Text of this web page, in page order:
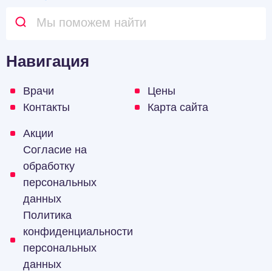
Навигация
Врачи
Цены
Контакты
Карта сайта
Акции
Согласие на
обработку
персональных
данных
Политика
конфиденциальности
персональных
данных